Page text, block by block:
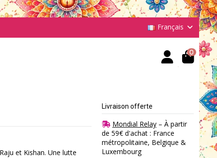
Français
0
et Kishan. Une lutte
Livraison offerte
Mondial Relay– À partir
de 59€ d'achat : France
métropolitaine, Belgique &
Luxembourg